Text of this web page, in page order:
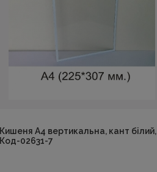
Кишеня А4 вертикальна, кант білий,
Код-02631-7